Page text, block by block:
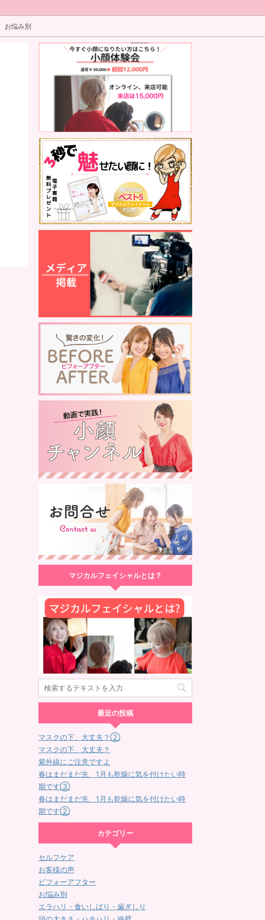
お悩み別
マジカルフェイシャルとは？
最近の投稿
マスクの下、大丈夫？②
マスクの下、大丈夫？
紫外線にご注意ですよ
春はまだまだ先 1月も乾燥に気を付けたい時
期です③
春はまだまだ先 1月も乾燥に気を付けたい時
期です②
カテゴリー
セルフケア
お客様の声
ビフォーアフター
お悩み別
エラハリ・食いしばり・歯ぎしり